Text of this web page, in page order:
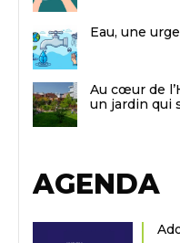
Eau, une
Au cœur de
un jardin qui
AGENDA